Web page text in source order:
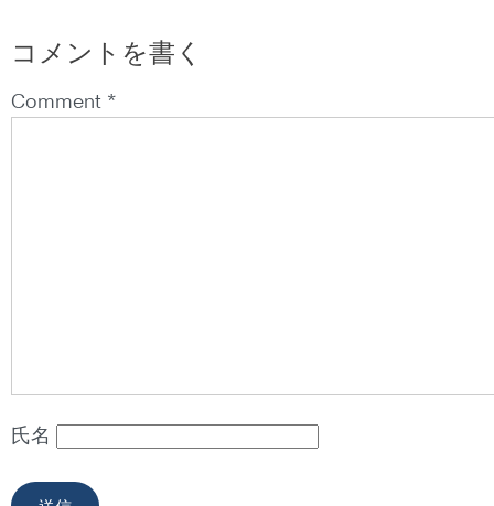
コメントを書く
Comment *
氏名